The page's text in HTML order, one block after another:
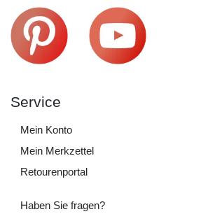
Service
Mein Konto
Mein Merkzettel
Retourenportal
Haben Sie fragen?